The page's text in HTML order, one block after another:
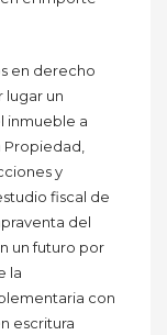
en derecho
lugar un
inmueble a
y
fiscal de
del
un futuro por
la
con
escritura